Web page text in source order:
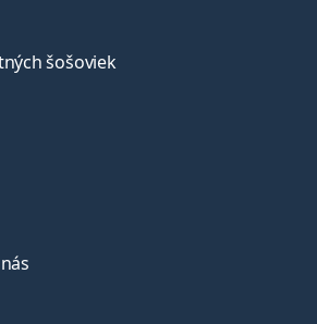
šošoviek